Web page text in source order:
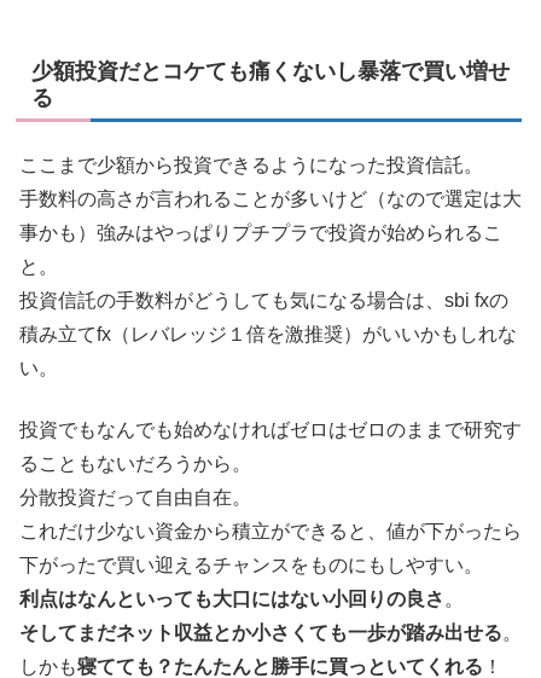
少額投資だとコケても痛くないし暴落で買い増せ
る
ここまで少額から投資できるようになった投資信託。
手数料の高さが言われることが多いけど（なので選定は大
事かも）強みはやっぱりプチプラで投資が始められるこ
と。
投資信託の手数料がどうしても気になる場合は、sbi fxの
積み立てfx（レバレッジ１倍を激推奨）がいいかもしれな
い。
投資でもなんでも始めなければゼロはゼロのままで研究す
ることもないだろうから。
分散投資だって自由自在。
これだけ少ない資金から積立ができると、値が下がったら
下がったで買い迎えるチャンスをものにもしやすい。
利点はなんといっても大口にはない小回りの良さ 。
そしてまだネット収益とか小さくても一歩が踏み出せる。
しかも寝てても？たんたんと勝手に買っといてくれる ！